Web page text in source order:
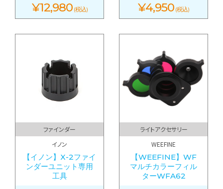
¥12,980 (税込) ¥4,950 (税込)
ファインダー
イノン
【イノン】X-2ファイ
ンダーユニット専用
工具
ライトアクセサリー
WEEFINE
【WEEFINE】WF
マルチカラーフィル
ターWFA62